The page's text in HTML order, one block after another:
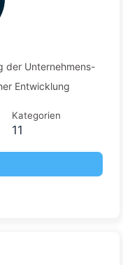
der Unternehmens-
Entwicklung
Kategorien
11